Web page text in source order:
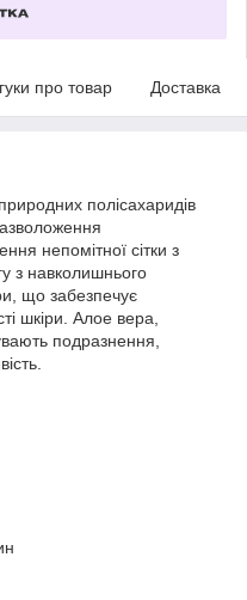
про товар Доставка
полісахаридів
непомітної сітки з
з навколишнього
що забезпечує
шкіри. Алое вера,
подразнення,